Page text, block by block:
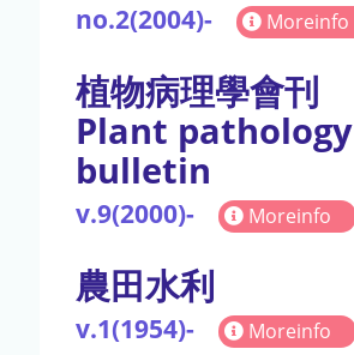
no.2(2004)- Moreinfo
植物病理學會刊
Plant pathology
bulletin
v.9(2000)- Moreinfo
農田水利
v.1(1954)- Moreinfo